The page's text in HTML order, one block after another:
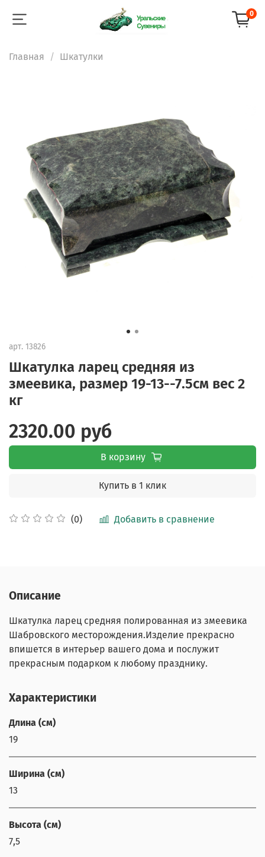
0
Главная Шкатулки
арт. 13826
Шкатулка ларец средняя из
змеевика, размер 19-13--7.5см вес 2
кг
(0) Добавить в сравнение
2320.00 руб
В корзину
Купить в 1 клик
Описание
Шкатулка ларец средняя полированная из змеевика
Шабровского месторождения.Изделие прекрасно
впишется в интерьер вашего дома и послужит
прекрасным подарком к любому празднику.
Характеристики
Длина (см)
19
Ширина (см)
13
Высота (см)
7,5